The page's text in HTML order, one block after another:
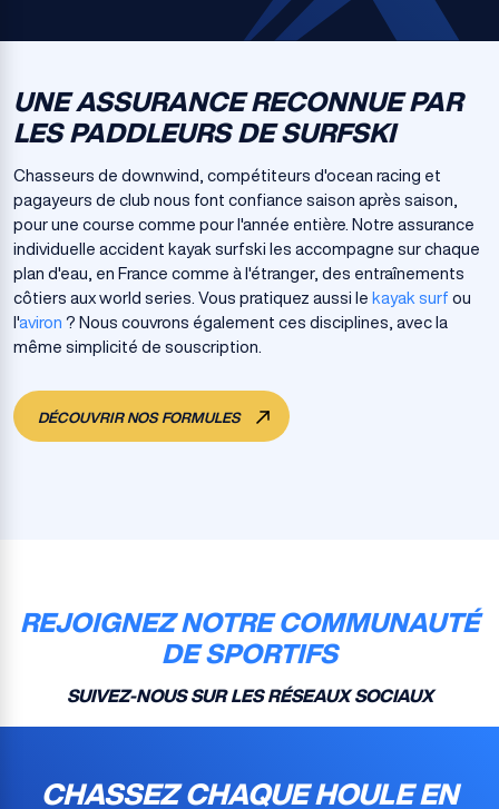
UNE ASSURANCE RECONNUE PAR
LES PADDLEURS DE SURFSKI
Chasseurs de downwind, compétiteurs d'ocean racing et
pagayeurs de club nous font confiance saison après saison,
pour une course comme pour l'année entière. Notre assurance
individuelle accident kayak surfski les accompagne sur chaque
plan d'eau, en France comme à l'étranger, des entraînements
côtiers aux world series. Vous pratiquez aussi le kayak surf ou
l'aviron ? Nous couvrons également ces disciplines, avec la
même simplicité de souscription.
DÉCOUVRIR NOS FORMULES
REJOIGNEZ NOTRE COMMUNAUTÉ
DE SPORTIFS
SUIVEZ-NOUS SUR LES RÉSEAUX SOCIAUX
CHASSEZ CHAQUE HOULE EN